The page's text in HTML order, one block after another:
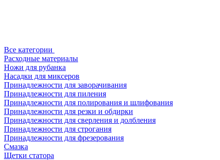
Все категории
Расходные материалы
Ножи для рубанка
Насадки для миксеров
Принадлежности для заворачивания
Принадлежности для пиления
Принадлежности для полирования и шлифования
Принадлежности для резки и обдирки
Принадлежности для сверления и долбления
Принадлежности для строгания
Принадлежности для фрезерования
Смазка
Щетки статора